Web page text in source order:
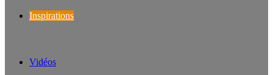
Inspirations
Vidéos